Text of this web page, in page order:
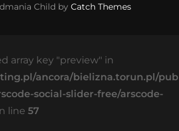
Child by Catch Themes
array key "preview" in
ancora/bielizna.torun.pl/
social-slider-free/arscode-
line 57